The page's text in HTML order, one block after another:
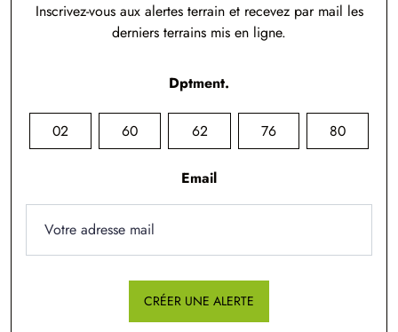
Inscrivez-vous aux alertes terrain et recevez par mail les
derniers terrains mis en ligne.
Dptment.
02 60 62 76 80
Email
CRÉER UNE ALERTE